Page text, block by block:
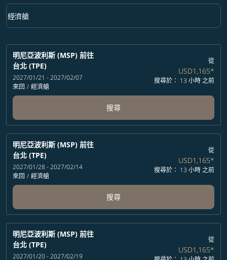
艙等 option 經濟艙 Selected
經濟艙
keyboard_arrow_down
明尼亞波利斯 (MSP) 前往
台北 (TPE)
2027/01/21 - 2027/02/07
來回 / 經濟艙
從
USD1,165*
搜尋於： 13 小時 之前
搜尋
明尼亞波利斯 (MSP) 前往
台北 (TPE)
2027/01/28 - 2027/02/14
來回 / 經濟艙
從
USD1,165*
搜尋於： 13 小時 之前
搜尋
明尼亞波利斯 (MSP) 前往
台北 (TPE)
2027/01/20 - 2027/02/19
從
USD1,165*